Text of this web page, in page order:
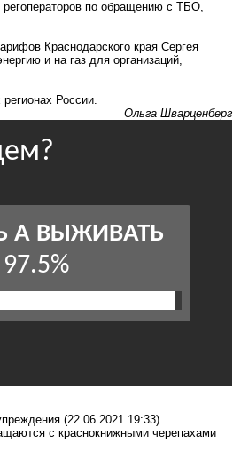
по обращению с ТБО,
Краснодарского края Сергея
и на газ для организаций,
России.
Ольга Шварценберг
(22.06.2021 19:33)
с краснокнижными черепахами